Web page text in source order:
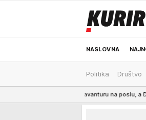
NASLOVNA
ODRŽIVA
Politika Društvo
ljubavnu avanturu na poslu, a Device... 6:00